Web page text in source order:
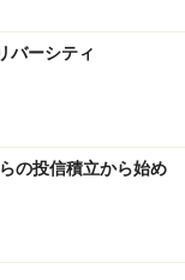
バーシティ
の投信積立から始め